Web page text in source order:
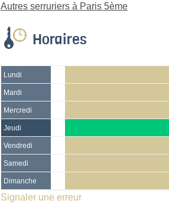
Autres serruriers à Paris 5ème
Horaires
Lundi
Mardi
Mercredi
Jeudi
Vendredi
Samedi
Dimanche
Signaler une erreur